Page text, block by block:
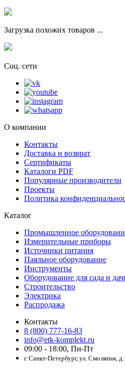
Загрузка похожих товаров ...
Соц. сети
О компании
Контакты
Доставка и возврат
Сертификаты
Каталоги PDF
Популярные производители
Проекты
Политика
Каталог
Промышленное
Измерительные приборы
Источники питания
Паяльное оборудование
Инструменты
Оборудование для сада и
Строительство
Электрика
Распродажа
Контакты
8 (800) 777-16-83
info@etk-komplekt.ru
09:00 - 18:00, Пн-Пт
г. Санкт-Петербург, ул. Смоляная,